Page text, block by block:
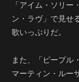
「アイム・ソリー
ン・ラヴ」で見せ
歌いっぷりだ。
また、「ピープル
マーティン・ルー